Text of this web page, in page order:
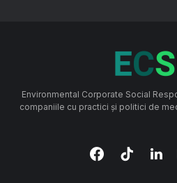
Environmental Corporate Social
companiile cu practici și politici de